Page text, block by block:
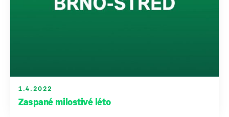
1.4.2022
Zaspané milostivé léto